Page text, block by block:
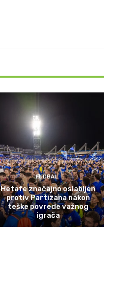
FUDBAL
Hetafe značajno oslabljen
protiv Partizana nakon
teške povrede važnog
igrača